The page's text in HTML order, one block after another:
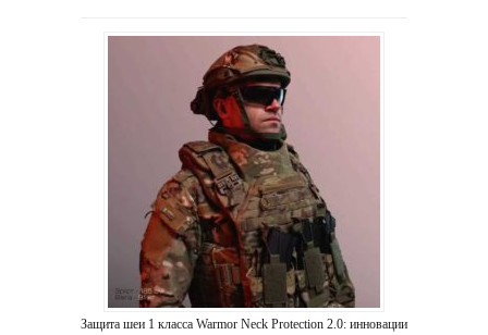
Защита шеи 1 класса Warmor Neck Protection 2.0: инновации